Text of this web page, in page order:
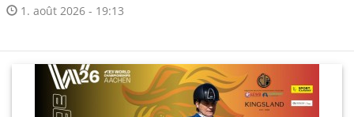
1. août 2026 - 19:13